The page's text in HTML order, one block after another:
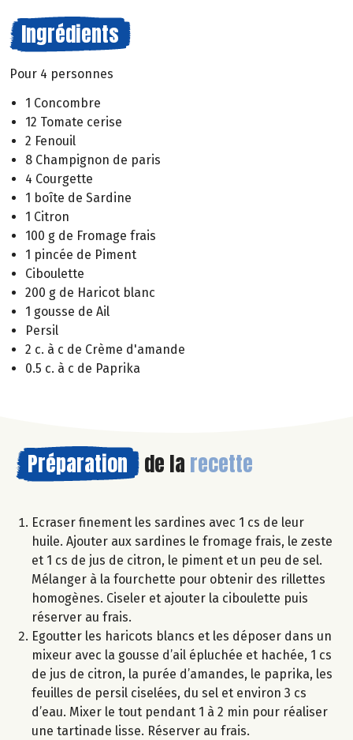
Ingrédients
Pour 4 personnes
1 Concombre
12 Tomate cerise
2 Fenouil
8 Champignon de paris
4 Courgette
1 boîte de Sardine
1 Citron
100 g de Fromage frais
1 pincée de Piment
Ciboulette
200 g de Haricot blanc
1 gousse de Ail
Persil
2 c. à c de Crème d'amande
0.5 c. à c de Paprika
Préparation de la recette
Ecraser finement les sardines avec 1 cs de leur
huile. Ajouter aux sardines le fromage frais, le zeste
et 1 cs de jus de citron, le piment et un peu de sel.
Mélanger à la fourchette pour obtenir des rillettes
homogènes. Ciseler et ajouter la ciboulette puis
réserver au frais.
Egoutter les haricots blancs et les déposer dans un
mixeur avec la gousse d’ail épluchée et hachée, 1 cs
de jus de citron, la purée d’amandes, le paprika, les
feuilles de persil ciselées, du sel et environ 3 cs
d’eau. Mixer le tout pendant 1 à 2 min pour réaliser
une tartinade lisse. Réserver au frais.